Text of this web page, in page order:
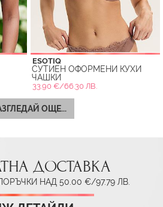
ESOTIQ
СУТИЕН ОФОРМЕНИ КУХИ
ЧАШКИ
33.90 €/66.30 ЛВ.
ОЩЕ...
ДОСТАВКА
НАД 50.00 €/97.79 ЛВ.